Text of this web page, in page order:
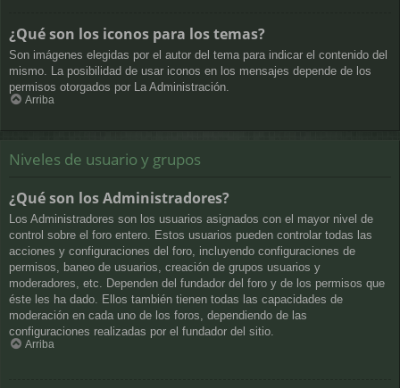
¿Qué son los iconos para los temas?
Son imágenes elegidas por el autor del tema para indicar el contenido del
mismo. La posibilidad de usar iconos en los mensajes depende de los
permisos otorgados por La Administración.
Arriba
Niveles de usuario y grupos
¿Qué son los Administradores?
Los Administradores son los usuarios asignados con el mayor nivel de
control sobre el foro entero. Estos usuarios pueden controlar todas las
acciones y configuraciones del foro, incluyendo configuraciones de
permisos, baneo de usuarios, creación de grupos usuarios y
moderadores, etc. Dependen del fundador del foro y de los permisos que
éste les ha dado. Ellos también tienen todas las capacidades de
moderación en cada uno de los foros, dependiendo de las
configuraciones realizadas por el fundador del sitio.
Arriba